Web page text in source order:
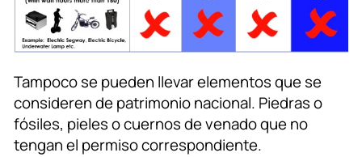
Tampoco se pueden llevar elementos que se
consideren de patrimonio nacional. Piedras o
fósiles, pieles o cuernos de venado que no
tengan el permiso correspondiente.